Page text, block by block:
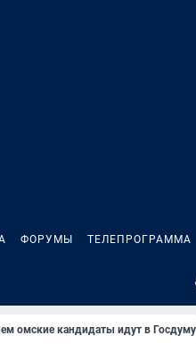
ФОРУМЫ ТЕЛЕПРОГРАММА
омские кандидаты идут в Госдуму